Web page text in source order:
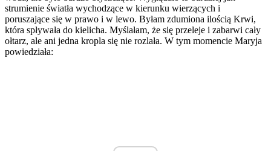
strumienie światła wychodzące w kierunku wierzących i
poruszające się w prawo i w lewo. Byłam zdumiona ilością Krwi,
która spływała do kielicha. Myślałam, że się przeleje i zabarwi cały
ołtarz, ale ani jedna kropla się nie rozlała. W tym momencie Maryja
powiedziała: